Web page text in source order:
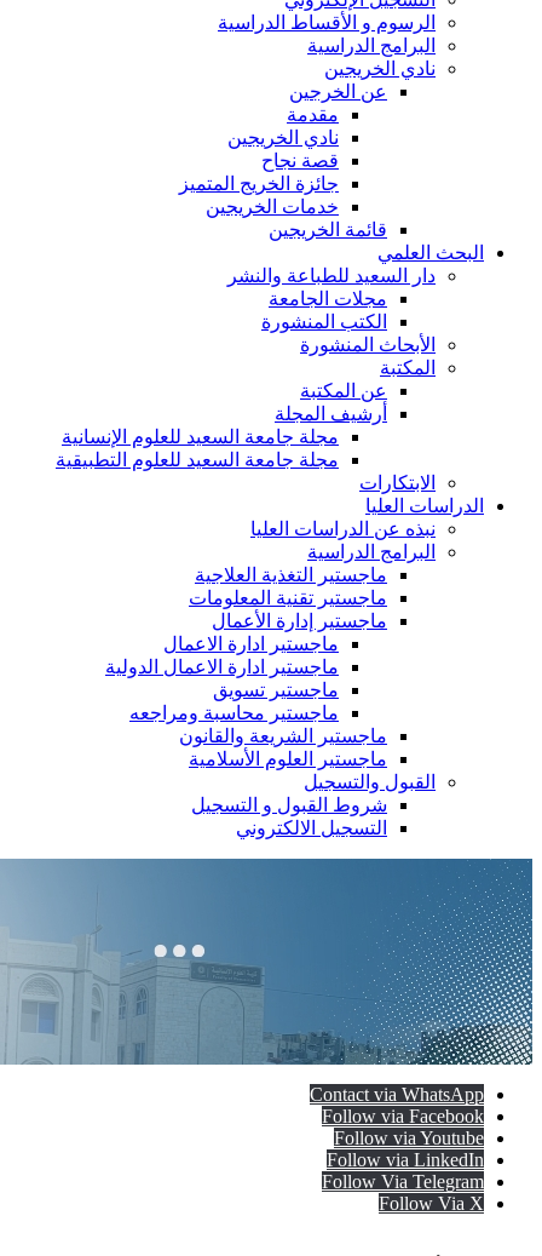
الرسوم و الأقساط الدراسية
البرامج الدراسية
نادي الخريجين
عن الخرجين
مقدمة
نادي الخريجين
قصة نجاح
جائزة الخريج المتميز
خدمات الخريجين
قائمة الخريجين
البحث العلمي
دار السعيد للطباعة والنشر
مجلات الجامعة
الكتب المنشورة
الأبحاث المنشورة
المكتبة
عن المكتبة
أرشيف المجلة
مجلة جامعة السعيد للعلوم الإنسانية
مجلة جامعة السعيد للعلوم التطبيقية
الابتكارات
الدراسات العليا
نبذه عن الدراسات العليا
البرامج الدراسية
ماجستير التغذية العلاجية
ماجستير تقنية المعلومات
ماجستير إدارة الأعمال
ماجستير ادارة الاعمال
ماجستير ادارة الاعمال الدولية
ماجستير تسويق
ماجستير محاسبة ومراجعه
ماجستير الشريعة والقانون
ماجستير العلوم الأسلامية
القبول والتسجيل
شروط القبول و التسجيل
التسجيل الالكتروني
Contact via WhatsApp
Follow via Facebook
Follow via Youtube
Follow via LinkedIn
Follow Via Telegram
Follow Via X